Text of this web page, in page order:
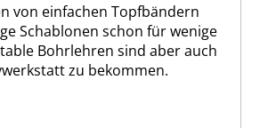
von einfachen Topfbändern
Schablonen schon für wenige
Bohrlehren sind aber auch
zu bekommen.